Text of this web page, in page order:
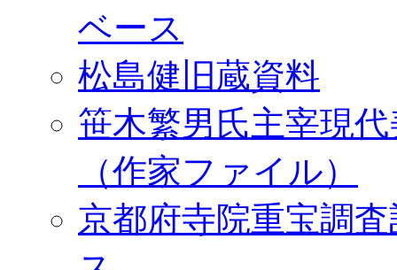
ベース
松島健旧蔵資料
笹木繁男氏主宰現
（作家ファイル）
京都府寺院重宝調